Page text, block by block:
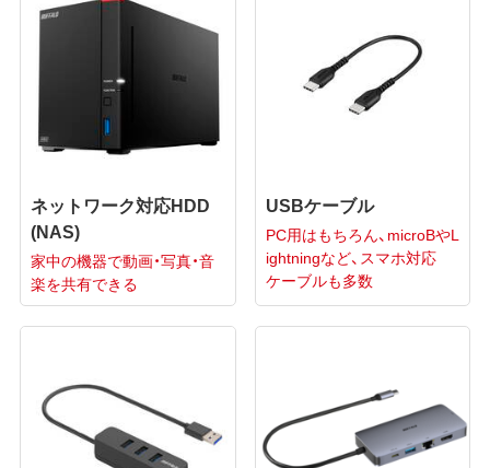
ネットワーク対応HDD
(NAS)
家中の機器で動画・写真・音
楽を共有できる
USBケーブル
PC用はもちろん、microBやL
ightningなど、スマホ対応
ケーブルも多数